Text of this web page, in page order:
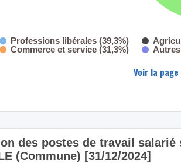
Professions libérales (39,3%)
Commerce et service (31,3%)
Voir la
des postes de travail
(Commune) [31/12/2024]